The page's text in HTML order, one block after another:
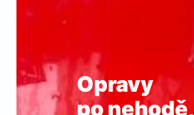
Opravy
po nehodě,